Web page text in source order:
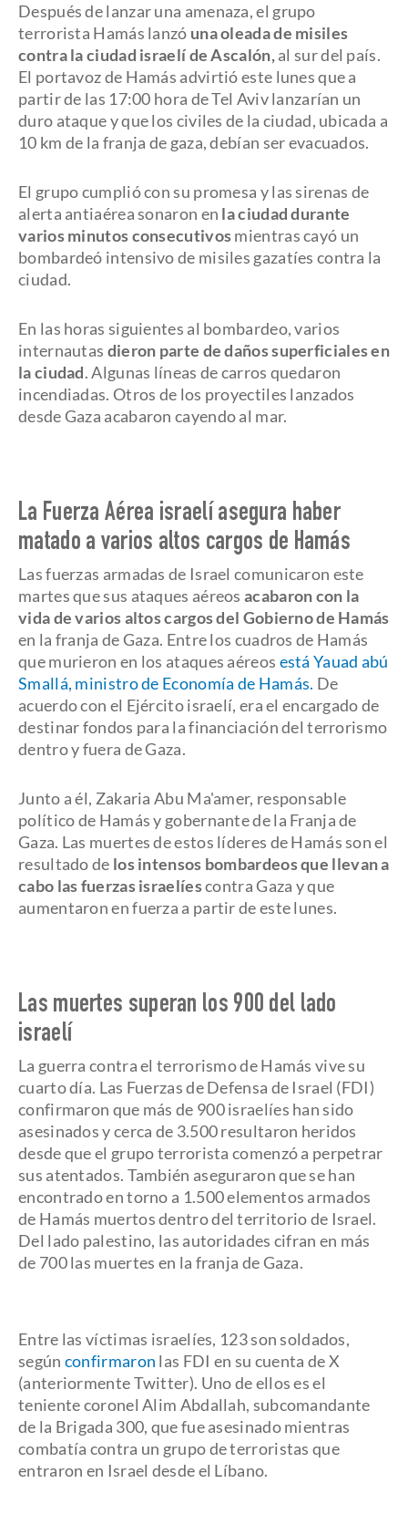
Después de lanzar una amenaza, el grupo
terrorista Hamás lanzó una oleada de misiles
contra la ciudad israelí de Ascalón,al sur del país.
El portavoz de Hamás advirtió este lunes que a
partir de las 17:00 hora de Tel Aviv lanzarían un
duro ataque y que los civiles de la ciudad, ubicada a
10 km de la franja de gaza, debían ser evacuados.
El grupo cumplió con su promesa y las sirenas de
alerta antiaérea sonaron en la ciudad durante
varios minutos consecutivosmientras cayó un
bombardeó intensivo de misiles gazatíes contra la
ciudad.
En las horas siguientes al bombardeo, varios
internautas dieron parte de daños superficiales en
la ciudad. Algunas líneas de carros quedaron
incendiadas. Otros de los proyectiles lanzados
desde Gaza acabaron cayendo al mar.
La Fuerza Aérea israelí asegura haber
matado a varios altos cargos de Hamás
Las fuerzas armadas de Israel comunicaron este
martes que sus ataques aéreos acabaron con la
vida de varios altos cargos del Gobierno de Hamás
en la franja de Gaza. Entre los cuadros de Hamás
que murieron en los ataques aéreos está Yauad abú
Smallá, ministro de Economía de Hamás. De
acuerdo con el Ejército israelí, era el encargado de
destinar fondos para la financiación del terrorismo
dentro y fuera de Gaza.
Junto a él, Zakaria Abu Ma'amer, responsable
político de Hamás y gobernante de la Franja de
Gaza. Las muertes de estos líderes de Hamás son el
resultado de los intensos bombardeos que llevan a
cabo las fuerzas israelíescontra Gaza y que
aumentaron en fuerza a partir de este lunes.
Las muertes superan los 900 del lado
israelí
La guerra contra el terrorismo de Hamás vive su
cuarto día. Las Fuerzas de Defensa de Israel (FDI)
confirmaron que más de 900 israelíes han sido
asesinados y cerca de 3.500 resultaron heridos
desde que el grupo terrorista comenzó a perpetrar
sus atentados. También aseguraron que se han
encontrado en torno a 1.500 elementos armados
de Hamás muertos dentro del territorio de Israel.
Del lado palestino, las autoridades cifran en más
de 700 las muertes en la franja de Gaza.
Entre las víctimas israelíes, 123 son soldados,
según confirmaron las FDI en su cuenta de X
(anteriormente Twitter). Uno de ellos es el
teniente coronel Alim Abdallah, subcomandante
de la Brigada 300, que fue asesinado mientras
combatía contra un grupo de terroristas que
entraron en Israel desde el Líbano.